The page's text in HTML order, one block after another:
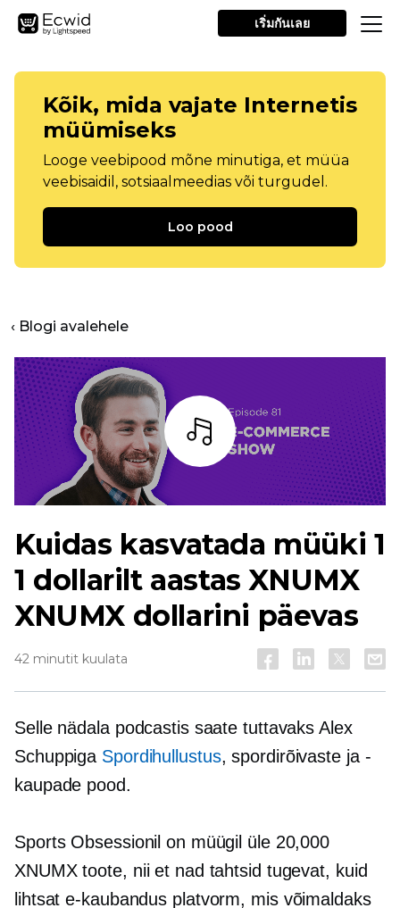
เริ่มกันเลย
Kõik, mida vajate Internetis
müümiseks
Looge veebipood mõne minutiga, et müüa
veebisaidil, sotsiaalmeedias või turgudel.
Loo pood
‹ Blogi avalehele
Kuidas kasvatada müüki 1
1 dollarilt aastas XNUMX
XNUMX dollarini päevas
42 minutit kuulata
Selle nädala podcastis saate tuttavaks Alex
Schuppiga Spordihullustus, spordirõivaste ja -
kaupade pood.
Sports Obsessionil on müügil üle 20,000
XNUMX toote, nii et nad tahtsid tugevat, kuid
lihtsate-kaubandus platvorm, mis võimaldaks